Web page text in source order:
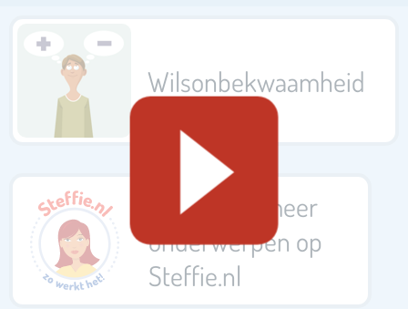
Wils­onbekwaamheid
Bekijk nog meer
onderwerpen op
Steffie.nl